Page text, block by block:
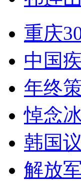
重庆
中国
年终
悼念
韩国
解放